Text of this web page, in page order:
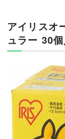
アイリスオ
ュラー 30